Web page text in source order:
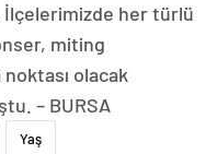
İlçelerimizde her türlü
miting
olacak
– BURSA
Yaş